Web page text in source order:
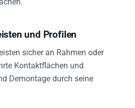
und Profilen
sicher an Rahmen oder
Kontaktflächen und
Demontage durch seine